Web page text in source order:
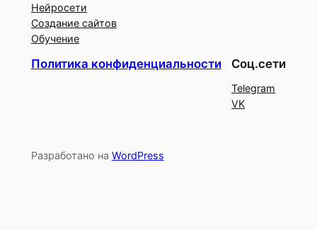
Нейросети
Создание сайтов
Обучение
Политика конфиденциальности Соц.сети
Telegram
VK
Разработано на WordPress